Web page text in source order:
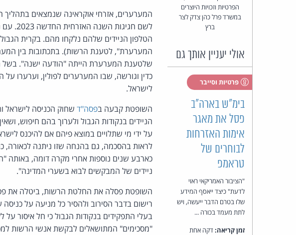
הפרטיות וזכויות היוצרים
במשרד פרל כהן צדק לצר
ברץ
אולי יעניין אותך גם
פרטיות וסייבר
בימ"ש בארה"ב
פסל את מאגר
אימות האזרחות
לבוחרים של
טראמפ
"הציבור האמריקאי ראוי
לדעת" כיצד ייאסף המידע
שלו בטרם הדבר ייעשה, ויש
לתת מעמד בכורה ...
זמן קריאה:דקה אחת
המערערים, אזרחי אוקראינה שנמצאים בתהליך
לשם
הטלפון הניידים שלהם נלקחו מהם. בקרית
המערערת", לטענת הרשות). בתכתובות בין
שלטענת המערערת הייתה "הודעה ישנה".
כדין וגורשה, שבו המערערים לפולין, וערערו
לישראל.
השופטת קבעה בפסה"דשחוק הכניסה לישראל
הניידים בנקודות הגבול ולערוך בהם חיפוש,
על ידי מי שתלויים במוצא פיהם אם להיכנס
לראות בהסכמה, גם בהנחה שזו ניתנה
כארבע שנים נוספות אחרי מקרה דומה, באותה
ניידים של המבקשים לבוא בשערי המדינה".
השופטת פסלה את החלטת הרשות, ביטלה את
רישום בדבר הסירוב ולהסיר כל מניעה על
בעלי התפקידים בנקודות הגבול כי חל איסור
"מסכימים" המתושאלים לבקשת אנשי הרשות